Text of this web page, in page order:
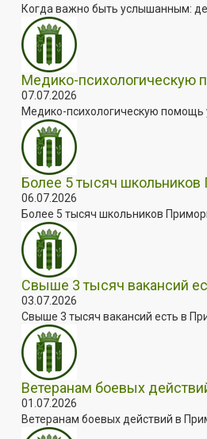
Когда важно быть услышанным:
Медико-психологическую
07.07.2026
Медико-психологическую помощь
Более 5 тысяч
06.07.2026
Более 5 тысяч школьников
Свыше 3 тысяч вакансий
03.07.2026
Свыше 3 тысяч вакансий есть в
Ветеранам боевых
01.07.2026
Ветеранам боевых действий в